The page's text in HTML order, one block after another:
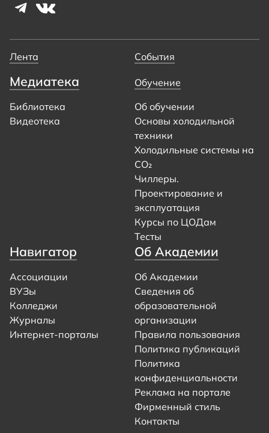
Лента События
Медиатека
Библиотека
Видеотека
Обучение
Об обучении
Основы холодильной
техники
Холодильные системы на
CO₂
Чиллеры.
Проектирование и
эксплуатация
Курсы по ЦОДам
Тесты
Навигатор
Ассоциации
ВУЗы
Колледжи
Журналы
Интернет-порталы
Об Академии
Об Академии
Сведения об
образовательной
организации
Правила пользования
Политика публикаций
Политика
конфиденциальности
Реклама на портале
Фирменный стиль
Контакты